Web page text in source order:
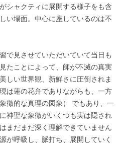
シャクティに展開する様子をも含
い場面。中心に座しているのは不
で見させていただいていて当日も
たことによって、師が不滅の真実
しい世界観、新鮮さに圧倒されま
は蓮の花弁でありながらも、一方
徴的な真理の図象） でもあり、一
神聖な象徴がいくつも実は隠され
まだまだ深く理解できていません
が呼吸し、脈打ち、展開していく